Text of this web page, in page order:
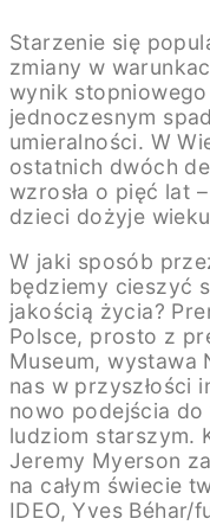
Starzenie się
zmiany w
wynik
jednoczesnym
umieralności. W
ostatnich dwóch
wzrosła o pięć lat
dzieci dożyje
W jaki sposób
będziemy cieszyć
jakością życia?
Polsce, prosto z
Museum, wystawa
nas w przyszłości
nowo podejścia
ludziom starszym.
Jeremy Myerson
na całym świecie
IDEO, Yves Béhar/